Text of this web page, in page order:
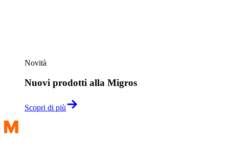
Novità
Nuovi prodotti alla Migros
Scopri di più